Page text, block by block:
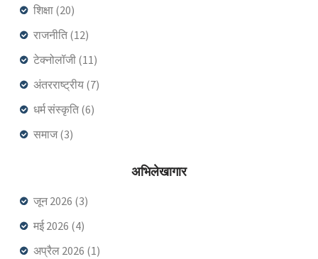
शिक्षा (20)
राजनीति (12)
टेक्नोलॉजी (11)
अंतरराष्ट्रीय (7)
धर्म संस्कृति (6)
समाज(3)
अभिलेखागार
जून 2026 (3)
मई 2026 (4)
अप्रैल 2026 (1)